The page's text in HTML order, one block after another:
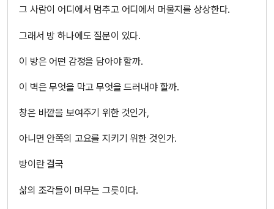
그 사람이 어디에서 멈추고 어디에서 머물지를 상상한다.
그래서 방 하나에도 질문이 있다.
이 방은 어떤 감정을 담아야 할까.
이 벽은 무엇을 막고 무엇을 드러내야 할까.
창은 바깥을 보여주기 위한 것인가,
아니면 안쪽의 고요를 지키기 위한 것인가.
방이란 결국
삶의 조각들이 머무는 그릇이다.